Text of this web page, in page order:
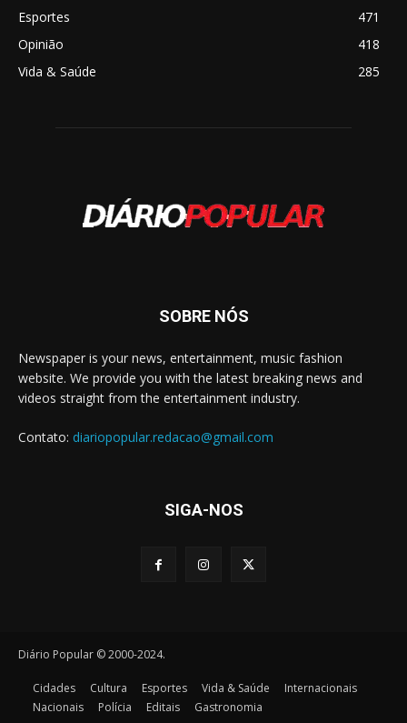
Esportes
471
Opinião
418
Vida & Saúde
285
SOBRE NÓS
Newspaper is your news, entertainment, music fashion
website. We provide you with the latest breaking news and
videos straight from the entertainment industry.
Contato: diariopopular.redacao@gmail.com
SIGA-NOS
Diário Popular © 2000-2024.
Cidades Cultura Esportes Vida & Saúde
Internacionais
Nacionais
Polícia Editais Gastronomia